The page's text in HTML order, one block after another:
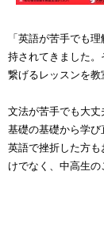
「英語が苦手でも
持されてきました
繋げるレッスンを教
文法が苦手でも大丈
基礎の基礎から学
英語で挫折した方
けでなく、中高生の